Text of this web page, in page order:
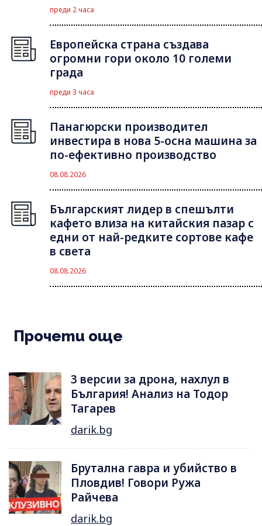
преди 2 часа
Европейска страна създава
огромни гори около 10 големи
града
преди 3 часа
Панагюрски производител
инвестира в нова 5-осна машина за
по-ефективно производство
08.08.2026
Българският лидер в спешълти
кафето влиза на китайския пазар с
едни от най-редките сортове кафе
в света
08.08.2026
Прочети още
3 версии за дрона, нахлул в
България! Анализ на Тодор
Тагарев
darik.bg
Брутална гавра и убийство в
Пловдив! Говори Ружа
Райчева
darik.bg